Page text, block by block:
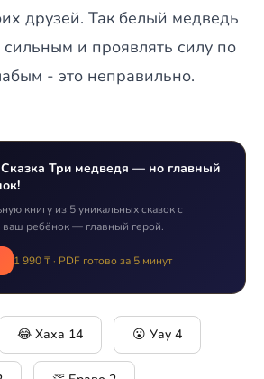
друзей. Так белый медведь
сильным и проявлять силу по
- это неправильно.
Три медведя — но главный
книгу из 5 уникальных сказок с
ваш ребёнок — главный герой.
1 990 ₸ · PDF готово за 5 минут
😂 Хаха 14 😮 Уау 4